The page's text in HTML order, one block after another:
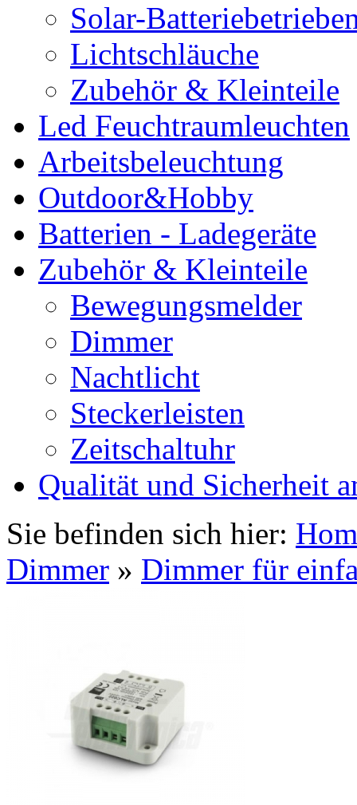
Solar-
Lichtschläuche
Zubehör & Kleinteile
Led Feuchtraumleuchten
Arbeitsbeleuchtung
Outdoor&Hobby
Batterien - Ladegeräte
Zubehör & Kleinteile
Bewegungsmelder
Dimmer
Nachtlicht
Steckerleisten
Zeitschaltuhr
Qualität und Sicherheit
Sie befinden sich hier:
Dimmer » Dimmer für